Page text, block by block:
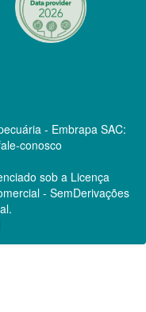
- Embrapa SAC:
conosco
sob a Licença
- SemDerivações